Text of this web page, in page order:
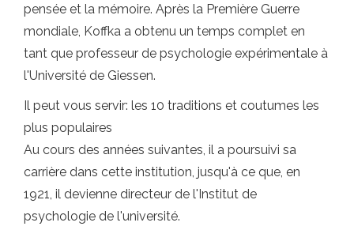
pensée et la mémoire. Après la Première Guerre
mondiale, Koffka a obtenu un temps complet en
tant que professeur de psychologie expérimentale à
l'Université de Giessen.
Il peut vous servir: les 10 traditions et coutumes les
plus populaires
Au cours des années suivantes, il a poursuivi sa
carrière dans cette institution, jusqu'à ce que, en
1921, il devienne directeur de l'Institut de
psychologie de l'université.